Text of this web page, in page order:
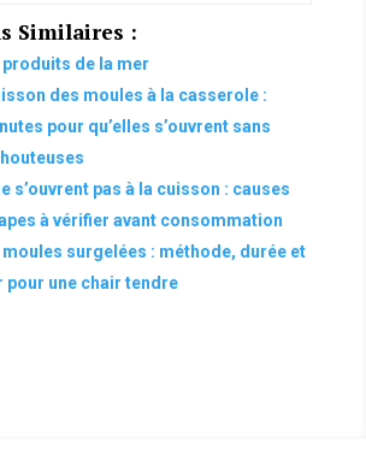
Similaires :
de la mer
des moules à la casserole :
pour qu’elles s’ouvrent sans
s’ouvrent pas à la cuisson : causes
à vérifier avant consommation
surgelées : méthode, durée et
pour une chair tendre